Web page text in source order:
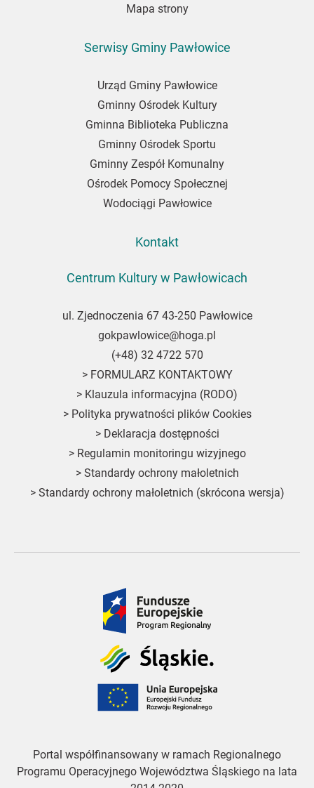
Mapa strony
Serwisy Gminy Pawłowice
Urząd Gminy Pawłowice
Gminny Ośrodek Kultury
Gminna Biblioteka Publiczna
Gminny Ośrodek Sportu
Gminny Zespół Komunalny
Ośrodek Pomocy Społecznej
Wodociągi Pawłowice
Kontakt
Centrum Kultury w Pawłowicach
ul. Zjednoczenia 67 43-250 Pawłowice
gokpawlowice@hoga.pl
(+48) 32 4722 570
> FORMULARZ KONTAKTOWY
> Klauzula informacyjna (RODO)
> Polityka prywatności plików Cookies
> Deklaracja dostępności
> Regulamin monitoringu wizyjnego
>Standardy ochrony małoletnich
> Standardy ochrony małoletnich (skrócona wersja)
Fundusze
Europejskie
Śląskie
Unia
Europejska
Portal współfinansowany w ramach Regionalnego
Programu Operacyjnego Województwa Śląskiego na lata